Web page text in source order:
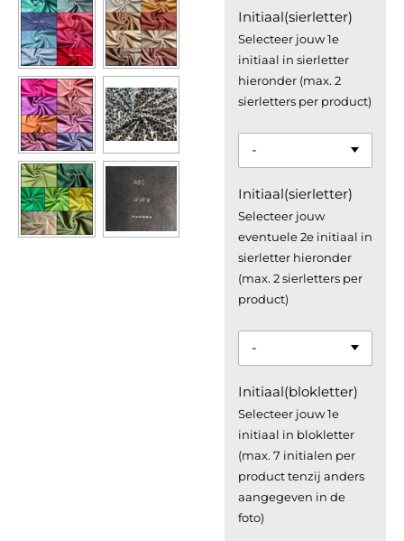
Initiaal(sierletter)
Selecteer jouw 1e
initiaal in sierletter
hieronder (max. 2
sierletters per product)
Initiaal(sierletter)
Selecteer jouw
eventuele 2e initiaal in
sierletter hieronder
(max. 2 sierletters per
product)
Initiaal(blokletter)
Selecteer jouw 1e
initiaal in blokletter
(max. 7 initialen per
product tenzij anders
aangegeven in de
foto)